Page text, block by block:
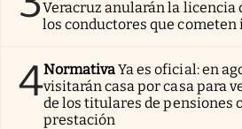
Veracruz anularán la licencia
los conductores que cometen
4NormativaYa es oficial: en
visitarán casa por casa para
de los titulares de pensiones
prestación